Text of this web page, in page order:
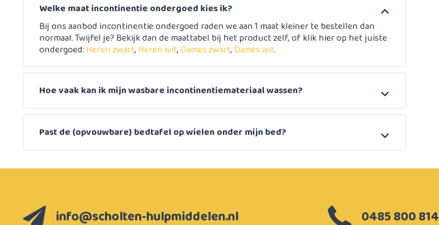
Welke maat incontinentie ondergoed kies ik?
Bij ons aanbod incontinentie ondergoed raden we aan 1 maat kleiner te bestellen dan
normaal. Twijfel je? Bekijk dan de maattabel bij het product zelf, of klik hier op het juiste
ondergoed: Heren zwart, Heren wit, Dames zwart, Dames wit.
Hoe vaak kan ik mijn wasbare incontinentiemateriaal wassen?
Past de (opvouwbare) bedtafel op wielen onder mijn bed?
info@scholten-hulpmiddelen.nl 0485 800 814